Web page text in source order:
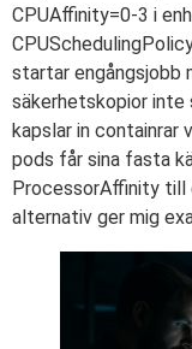
CPUAffinity=0-3 i
startar
säkerhetskopior inte
kapslar in containrar
pods får sina fasta
ProcessorAffinity till
alternativ ger mig